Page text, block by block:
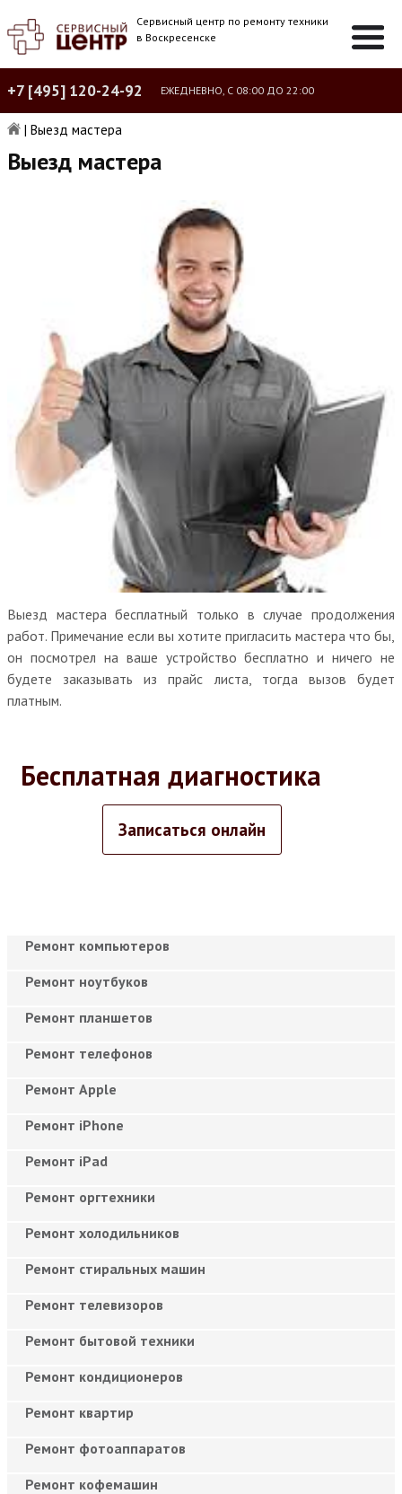
Сервисный центр по ремонту техники
в Воскресенске
+7 [495] 120-24-92 ЕЖЕДНЕВНО, С 08:00 ДО 22:00
| Выезд мастера
Выезд мастера
Выезд мастера бесплатный только в случае продолжения
работ. Примечание если вы хотите пригласить мастера что бы,
он посмотрел на ваше устройство бесплатно и ничего не
будете заказывать из прайс листа, тогда вызов будет
платным.
Бесплатная диагностика
Записаться онлайн
Ремонт компьютеров
Ремонт ноутбуков
Ремонт планшетов
Ремонт телефонов
Ремонт Apple
Ремонт iPhone
Ремонт iPad
Ремонт оргтехники
Ремонт холодильников
Ремонт стиральных машин
Ремонт телевизоров
Ремонт бытовой техники
Ремонт кондиционеров
Ремонт квартир
Ремонт фотоаппаратов
Ремонт кофемашин